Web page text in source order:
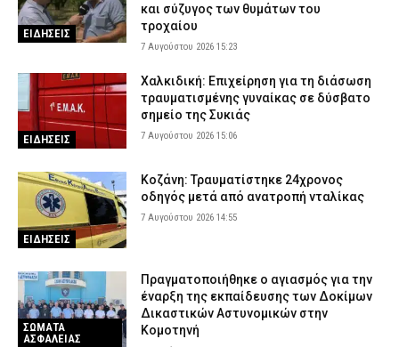
ΕΙΔΗΣΕΙΣ
και σύζυγος των θυμάτων του
τροχαίου
7 Αυγούστου 2026 15:23
ΕΙΔΗΣΕΙΣ
Χαλκιδική: Επιχείρηση για τη διάσωση
τραυματισμένης γυναίκας σε δύσβατο
σημείο της Συκιάς
7 Αυγούστου 2026 15:06
ΕΙΔΗΣΕΙΣ
Κοζάνη: Τραυματίστηκε 24χρονος
οδηγός μετά από ανατροπή νταλίκας
7 Αυγούστου 2026 14:55
ΣΩΜΑΤΑ
ΑΣΦΑΛΕΙΑΣ
Πραγματοποιήθηκε ο αγιασμός για την
έναρξη της εκπαίδευσης των Δοκίμων
Δικαστικών Αστυνομικών στην
Κομοτηνή